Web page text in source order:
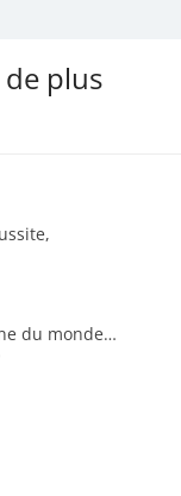
de plus
du monde…